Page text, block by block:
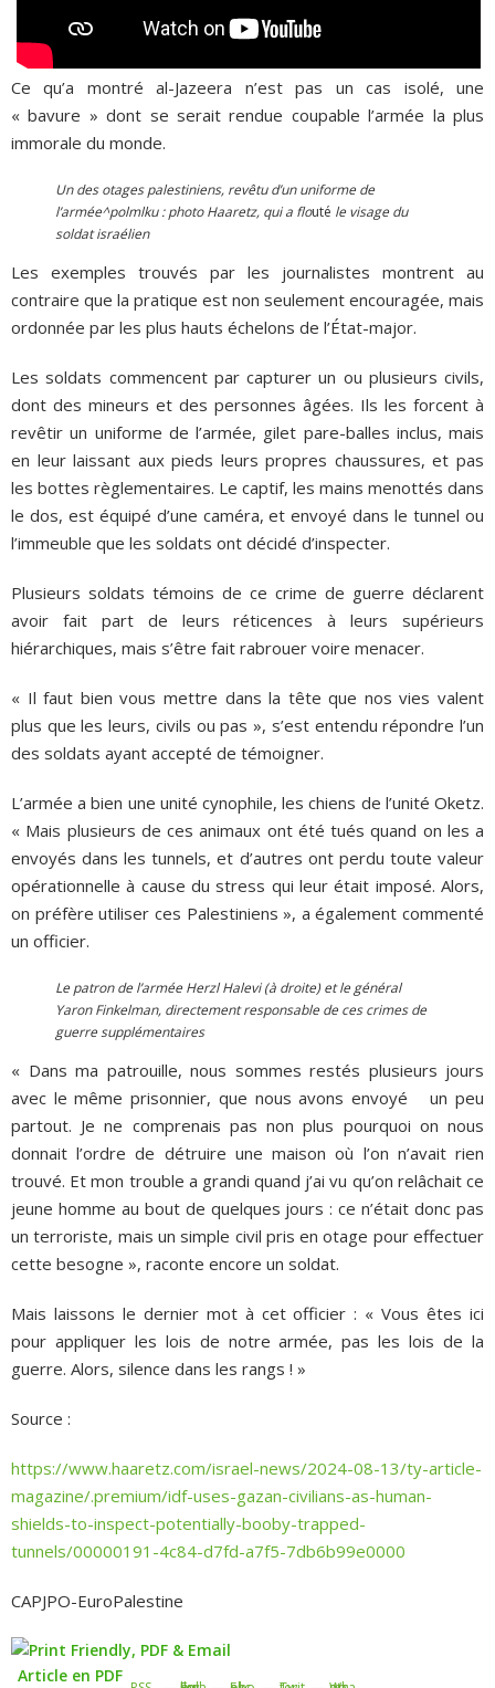
Ce qu’a montré al-Jazeera n’est pas un cas isolé, une
« bavure » dont se serait rendue coupable l’armée la plus
immorale du monde.
Un des otages palestiniens, revêtu d’un uniforme de
l’armée^polmlku : photo Haaretz, qui a flouté le visage du
soldat israélien
Les exemples trouvés par les journalistes montrent au
contraire que la pratique est non seulement encouragée, mais
ordonnée par les plus hauts échelons de l’État-major.
Les soldats commencent par capturer un ou plusieurs civils,
dont des mineurs et des personnes âgées. Ils les forcent à
revêtir un uniforme de l’armée, gilet pare-balles inclus, mais
en leur laissant aux pieds leurs propres chaussures, et pas
les bottes règlementaires. Le captif, les mains menottés dans
le dos, est équipé d’une caméra, et envoyé dans le tunnel ou
l’immeuble que les soldats ont décidé d’inspecter.
Plusieurs soldats témoins de ce crime de guerre déclarent
avoir fait part de leurs réticences à leurs supérieurs
hiérarchiques, mais s’être fait rabrouer voire menacer.
« Il faut bien vous mettre dans la tête que nos vies valent
plus que les leurs, civils ou pas », s’est entendu répondre l’un
des soldats ayant accepté de témoigner.
L’armée a bien une unité cynophile, les chiens de l’unité Oketz.
« Mais plusieurs de ces animaux ont été tués quand on les a
envoyés dans les tunnels, et d’autres ont perdu toute valeur
opérationnelle à cause du stress qui leur était imposé. Alors,
on préfère utiliser ces Palestiniens », a également commenté
un officier.
Le patron de l’armée Herzl Halevi (à droite) et le général
Yaron Finkelman, directement responsable de ces crimes de
guerre supplémentaires
« Dans ma patrouille, nous sommes restés plusieurs jours
avec le même prisonnier, que nous avons envoyé un peu
partout. Je ne comprenais pas non plus pourquoi on nous
donnait l’ordre de détruire une maison où l’on n’avait rien
trouvé. Et mon trouble a grandi quand j’ai vu qu’on relâchait ce
jeune homme au bout de quelques jours : ce n’était donc pas
un terroriste, mais un simple civil pris en otage pour effectuer
cette besogne », raconte encore un soldat.
Mais laissons le dernier mot à cet officier : « Vous êtes ici
pour appliquer les lois de notre armée, pas les lois de la
guerre. Alors, silence dans les rangs ! »
Source :
https://www.haaretz.com/israel-news/2024-08-13/ty-article-
magazine/.premium/idf-uses-gazan-civilians-as-human-
shields-to-inspect-potentially-booby-trapped-
tunnels/00000191-4c84-d7fd-a7f5-7db6b99e0000
CAPJPO-EuroPalestine
Article en PDF